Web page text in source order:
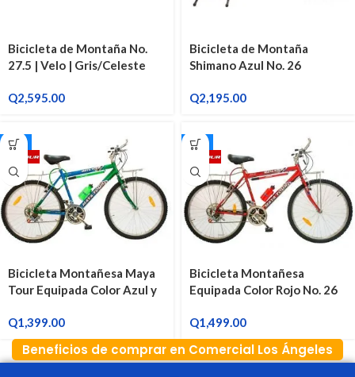
Bicicleta de Montaña No.
27.5 | Velo | Gris/Celeste
Q2,595.00
Bicicleta de Montaña
Shimano Azul No. 26
Q2,195.00
24"
Bicicleta Montañesa Maya
Tour Equipada Color Azul y
Q1,399.00
26"
Bicicleta Montañesa
Equipada Color Rojo No. 26
Q1,499.00
Beneficios de comprar en Comercial Los Ángeles